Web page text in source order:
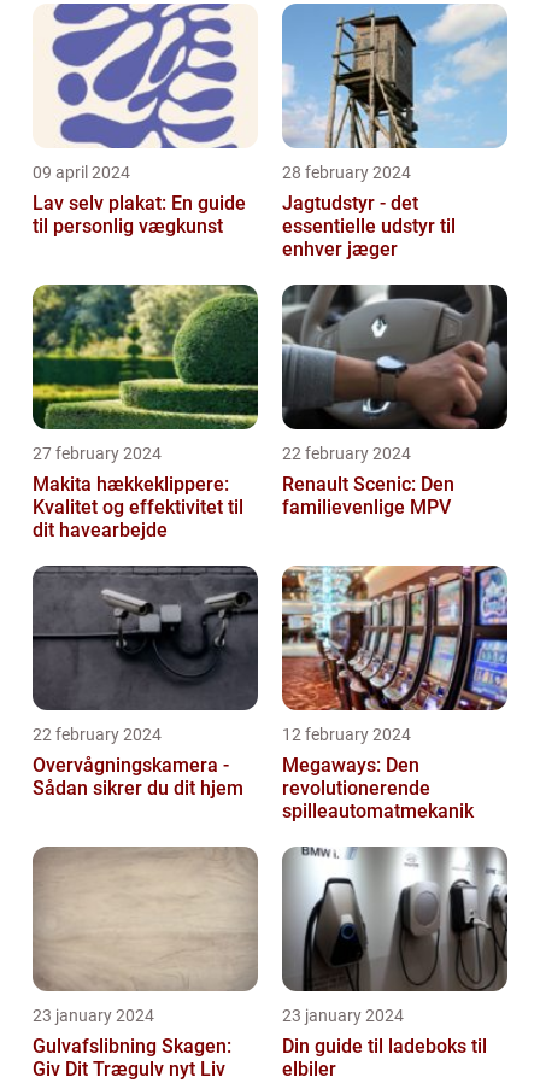
09 april 2024
Lav selv plakat: En guide
til personlig vægkunst
28 february 2024
Jagtudstyr - det
essentielle udstyr til
enhver jæger
27 february 2024
Makita hækkeklippere:
Kvalitet og effektivitet til
dit havearbejde
22 february 2024
Renault Scenic: Den
familievenlige MPV
22 february 2024
Overvågningskamera -
Sådan sikrer du dit hjem
12 february 2024
Megaways: Den
revolutionerende
spilleautomatmekanik
23 january 2024
Gulvafslibning Skagen:
Giv Dit Trægulv nyt Liv
23 january 2024
Din guide til ladeboks til
elbiler